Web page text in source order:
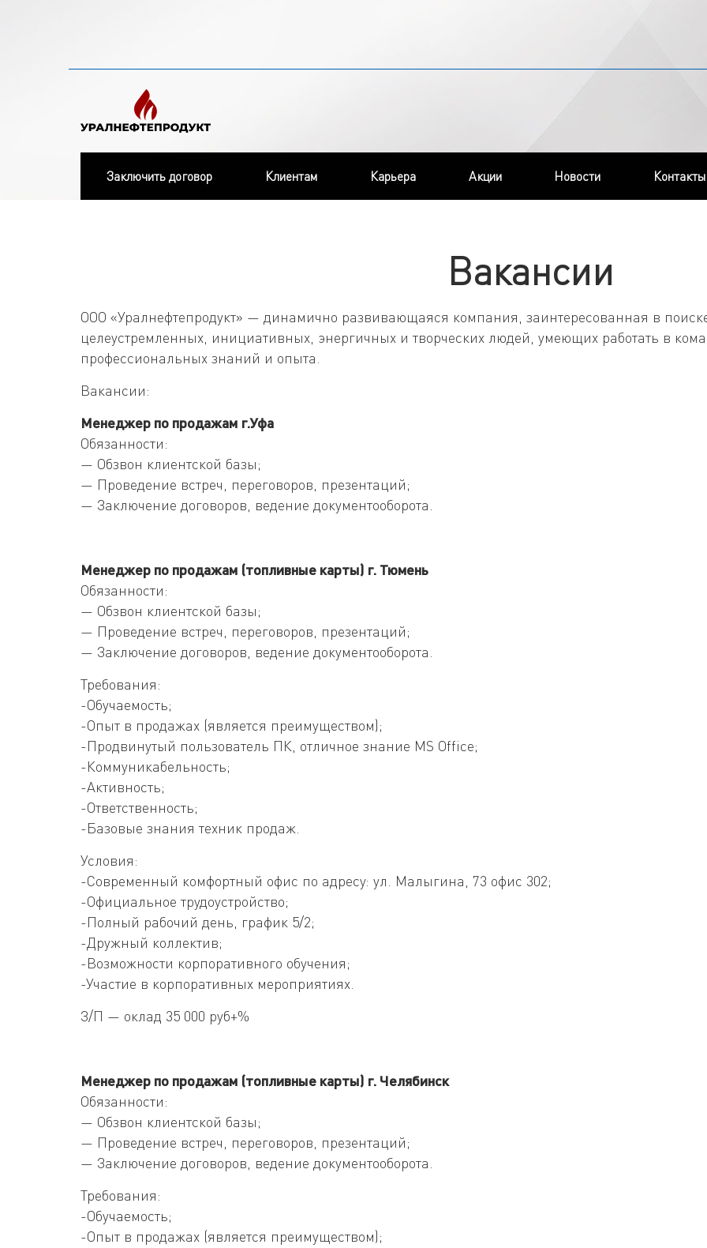
Заключить договор Клиентам Карьера Акции Новости Контакты
Вакансии
ООО «Уралнефтепродукт» — динамично развивающаяся компания, заинтересованная в
целеустремленных, инициативных, энергичных и творческих людей, умеющих работать в
профессиональных знаний и опыта.
Вакансии:
Менеджер по продажам г.Уфа
Обязанности:
— Обзвон клиентской базы;
— Проведение встреч, переговоров, презентаций;
— Заключение договоров, ведение документооборота.
Менеджер по продажам (топливные карты) г. Тюмень
Обязанности:
— Обзвон клиентской базы;
— Проведение встреч, переговоров, презентаций;
— Заключение договоров, ведение документооборота.
Требования:
-Обучаемость;
-Опыт в продажах (является преимуществом);
-Продвинутый пользователь ПК, отличное знание MS Office;
-Коммуникабельность;
-Активность;
-Ответственность;
-Базовые знания техник продаж.
Условия:
-Современный комфортный офис по адресу: ул. Малыгина, 73 офис 302;
-Официальное трудоустройство;
-Полный рабочий день, график 5/2;
-Дружный коллектив;
-Возможности корпоративного обучения;
-Участие в корпоративных мероприятиях.
З/П — оклад 35 000 руб+%
Менеджер по продажам (топливные карты) г. Челябинск
Обязанности:
— Обзвон клиентской базы;
— Проведение встреч, переговоров, презентаций;
— Заключение договоров, ведение документооборота.
Требования:
-Обучаемость;
-Опыт в продажах (является преимуществом);